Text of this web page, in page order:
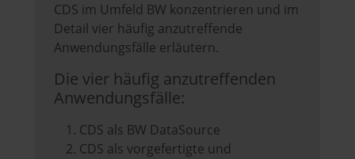
CDS im Umfeld BW konzentrieren und im
Detail vier häufig anzutreffende
Anwendungsfälle erläutern.
Die vier häufig anzutreffenden
Anwendungsfälle:
CDS als BW DataSource
CDS als vorgefertigte und